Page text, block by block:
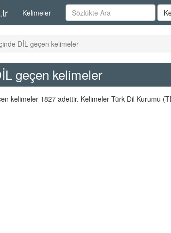
Kelimeler
DİL geçen kelimeler
geçen kelimeler
kelimeler 1827 adettir. Kelimeler Türk Dil Kurumu